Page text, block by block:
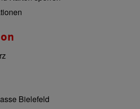
Bielefeld